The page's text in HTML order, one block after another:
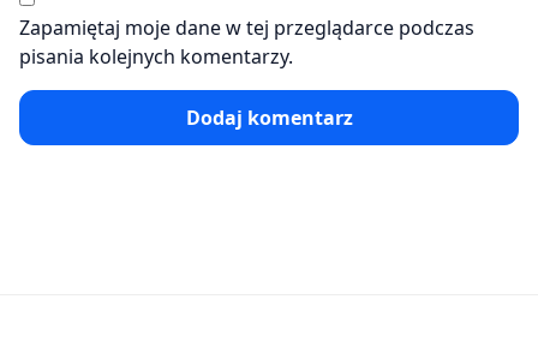
Zapamiętaj moje dane w tej przeglądarce podczas
pisania kolejnych komentarzy.
Dodaj komentarz